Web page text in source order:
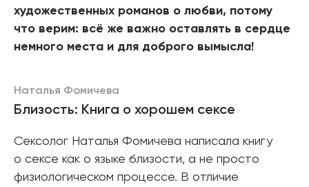
художественных романов о любви, потому
что верим: всё же важно оставлять в сердце
немного места и для доброго вымысла!
Наталья Фомичева
Близость: Книга о хорошем сексе
Сексолог Наталья Фомичева написала книгу
о сексе как о языке близости, а не просто
физиологическом процессе. В отличие